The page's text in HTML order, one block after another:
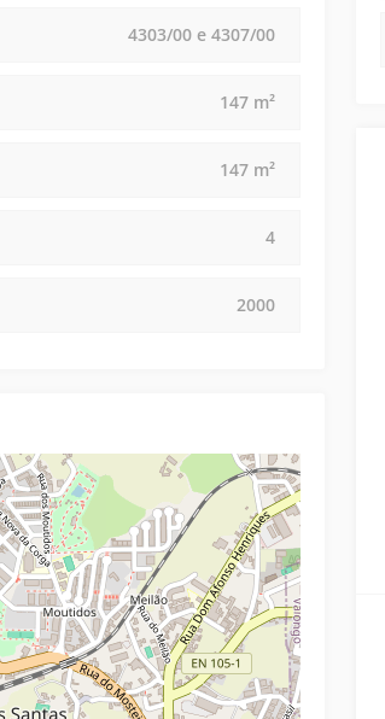
4303/00 e 4307/00
147 m²
147 m²
4
2000